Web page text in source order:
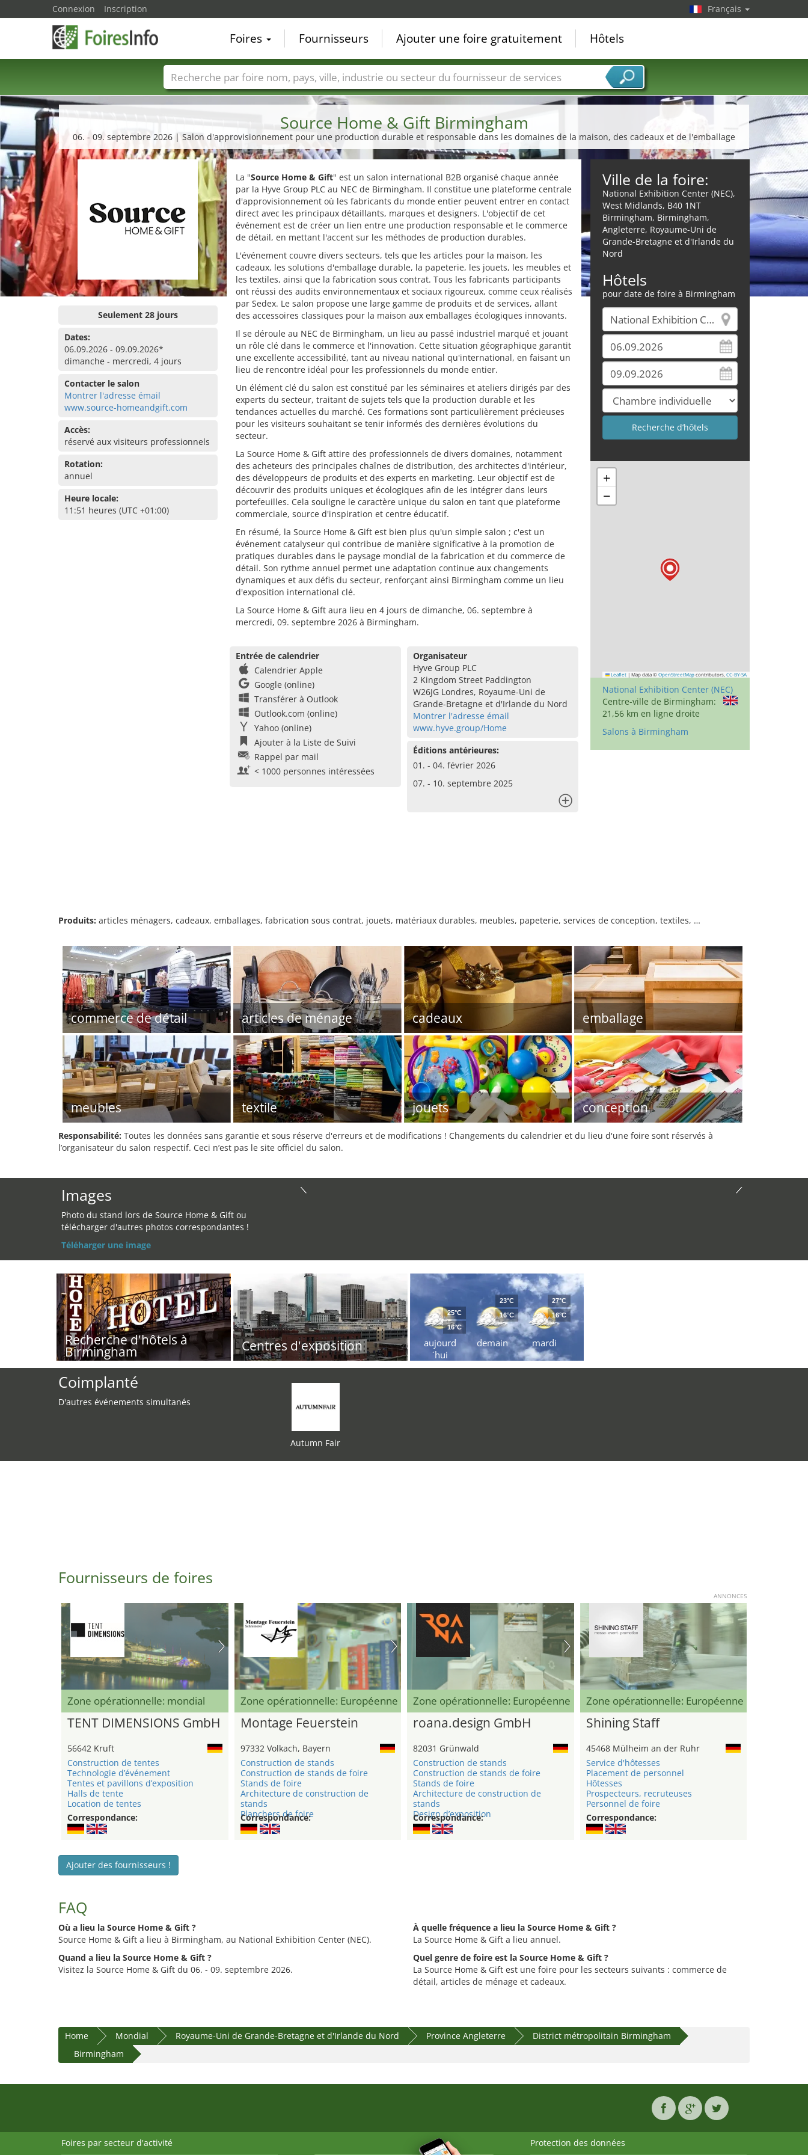
Source Home & Gift Birmingham
06. - 09. septembre 2026 | Salon d'approvisionnement pour une production durable et responsable dans les domaines de la maison, des cadeaux et de l'emballage
Seulement 28 jours
Dates:
06.09.2026 - 09.09.2026*
dimanche - mercredi, 4 jours
Contacter le salon
Montrer l'adresse émail
www.source-homeandgift.com
Accès:
réservé aux visiteurs professionnels
Rotation:
annuel
Heure locale:
11:51 heures (UTC +01:00)
La "Source Home & Gift" est un salon international B2B organisé chaque année
par la Hyve Group PLC au NEC de Birmingham. Il constitue une plateforme centrale
d'approvisionnement où les fabricants du monde entier peuvent entrer en contact
direct avec les principaux détaillants, marques et designers. L'objectif de cet
événement est de créer un lien entre une production responsable et le commerce
de détail, en mettant l'accent sur les méthodes de production durables.
L'événement couvre divers secteurs, tels que les articles pour la maison, les
cadeaux, les solutions d'emballage durable, la papeterie, les jouets, les meubles et
les textiles, ainsi que la fabrication sous contrat. Tous les fabricants participants
ont réussi des audits environnementaux et sociaux rigoureux, comme ceux réalisés
par Sedex. Le salon propose une large gamme de produits et de services, allant
des accessoires classiques pour la maison aux emballages écologiques innovants.
Il se déroule au NEC de Birmingham, un lieu au passé industriel marqué et jouant
un rôle clé dans le commerce et l'innovation. Cette situation géographique garantit
une excellente accessibilité, tant au niveau national qu'international, en faisant un
lieu de rencontre idéal pour les professionnels du monde entier.
Un élément clé du salon est constitué par les séminaires et ateliers dirigés par des
experts du secteur, traitant de sujets tels que la production durable et les
tendances actuelles du marché. Ces formations sont particulièrement précieuses
pour les visiteurs souhaitant se tenir informés des dernières évolutions du
secteur.
La Source Home & Gift attire des professionnels de divers domaines, notamment
des acheteurs des principales chaînes de distribution, des architectes d'intérieur,
des développeurs de produits et des experts en marketing. Leur objectif est de
découvrir des produits uniques et écologiques afin de les intégrer dans leurs
portefeuilles. Cela souligne le caractère unique du salon en tant que plateforme
commerciale, source d'inspiration et centre éducatif.
En résumé, la Source Home & Gift est bien plus qu'un simple salon ; c'est un
événement catalyseur qui contribue de manière significative à la promotion de
pratiques durables dans le paysage mondial de la fabrication et du commerce de
détail. Son rythme annuel permet une adaptation continue aux changements
dynamiques et aux défis du secteur, renforçant ainsi Birmingham comme un lieu
d'exposition international clé.
La Source Home & Gift aura lieu en 4 jours de dimanche, 06. septembre à
mercredi, 09. septembre 2026 à Birmingham.
Entrée de calendrier
Calendrier Apple
Google (online)
Transférer à Outlook
Outlook.com (online)
Yahoo (online)
Ajouter à la Liste de Suivi
Rappel par mail
< 1000 personnes intéressées
Organisateur
Hyve Group PLC
2 Kingdom Street Paddington
W26JG Londres, Royaume-Uni de
Grande-Bretagne et d'Irlande du Nord
Montrer l'adresse émail
www.hyve.group/Home
Éditions antérieures:
01. - 04. février 2026
07. - 10. septembre 2025
Ville de la foire:
National Exhibition Center (NEC),
West Midlands, B40 1NT
Birmingham, Birmingham,
Angleterre, Royaume-Uni de
Grande-Bretagne et d'Irlande du
Nord
Hôtels
pour date de foire à Birmingham
+
−
Leaflet | Map data © OpenStreetMap contributors, CC-BY-SA
National Exhibition Center (NEC)
Centre-ville de Birmingham:
21,56 km en ligne droite
Salons à Birmingham
Produits: articles ménagers, cadeaux, emballages, fabrication sous contrat, jouets, matériaux durables, meubles, papeterie, services de conception, textiles, …
commerce de détail articles de ménage cadeaux emballage
meubles textile jouets conception
Responsabilité: Toutes les données sans garantie et sous réserve d'erreurs et de modifications ! Changements du calendrier et du lieu d'une foire sont réservés à
l’organisateur du salon respectif. Ceci n’est pas le site officiel du salon.
Images
Photo du stand lors de Source Home & Gift ou
télécharger d'autres photos correspondantes !
Téléharger une image
Recherche d'hôtels à
Birmingham Centres d'exposition
aujourd
´hui
25°C
16°C
demain
23°C
16°C
mardi
27°C
16°C
Coimplanté
D'autres événements simultanés
Autumn Fair
Fournisseurs de foires
ANNONCES
Zone opérationnelle: mondial
TENT DIMENSIONS GmbH
56642 Kruft
Construction de tentes
Technologie d’événement
Tentes et pavillons d’exposition
Halls de tente
Location de tentes
Correspondance:
Zone opérationnelle: Européenne
Montage Feuerstein
97332 Volkach, Bayern
Construction de stands
Construction de stands de foire
Stands de foire
Architecture de construction de
stands
Planchers de foire
Correspondance:
Zone opérationnelle: Européenne
roana.design GmbH
82031 Grünwald
Construction de stands
Construction de stands de foire
Stands de foire
Architecture de construction de
stands
Design d’exposition
Correspondance:
Zone opérationnelle: Européenne
Shining Staff
45468 Mülheim an der Ruhr
Service d'hôtesses
Placement de personnel
Hôtesses
Prospecteurs, recruteuses
Personnel de foire
Correspondance:
Ajouter des fournisseurs !
FAQ
Où a lieu la Source Home & Gift ?
Source Home & Gift a lieu à Birmingham, au National Exhibition Center (NEC).
Quand a lieu la Source Home & Gift ?
Visitez la Source Home & Gift du 06. - 09. septembre 2026.
À quelle fréquence a lieu la Source Home & Gift ?
La Source Home & Gift a lieu annuel.
Quel genre de foire est la Source Home & Gift ?
La Source Home & Gift est une foire pour les secteurs suivants : commerce de
détail, articles de ménage et cadeaux.
Home Mondial Royaume-Uni de Grande-Bretagne et d'Irlande du Nord Province Angleterre
District métropolitain Birmingham
Birmingham
Connexion Inscription Français
Foires Fournisseurs Ajouter une foire gratuitement Hôtels
Foire noms Pays Villes Secteurs de foire Secteurs du fournisseur de services
Foires par secteur d'activité Protection des données